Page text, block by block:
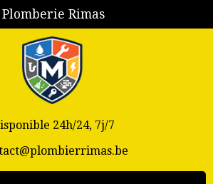
Plomberie Rimas
24h/24, 7j/7